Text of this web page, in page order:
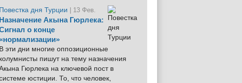
Повестка дня Турции
| 13 Фев.
Назначение Акына Гюрлека:
о конце
В эти дни многие оппозиционные
колумнисты пишут на тему назначения
Гюрлека на ключевой пост в
юстиции. То, что человек,